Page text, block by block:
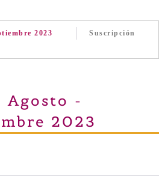
2023
Suscripción
Agosto -
2023